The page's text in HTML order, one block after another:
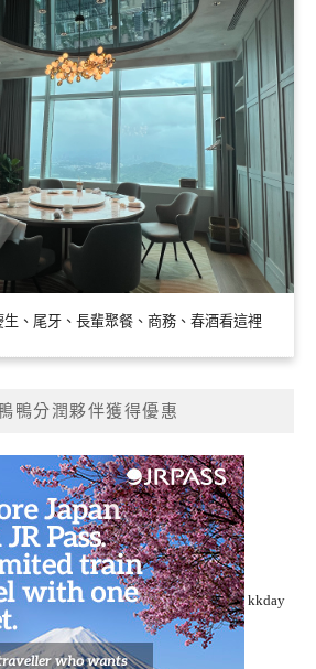
、尾牙、長輩聚餐、商務、春酒看這裡
鴨分潤夥伴獲得優惠
kkday